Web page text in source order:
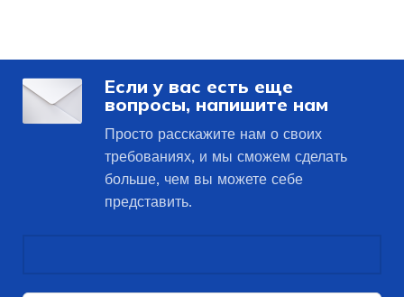
Если у вас есть еще
вопросы, напишите нам
Просто расскажите нам о своих
требованиях, и мы сможем сделать
больше, чем вы можете себе
представить.